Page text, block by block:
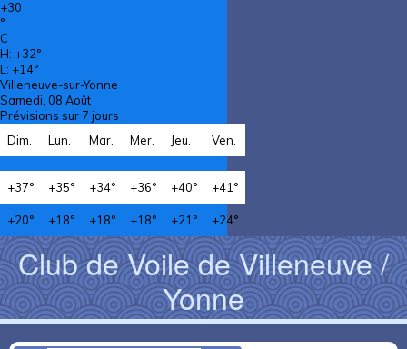
+30
°
C
H: +32°
L: +14°
Villeneuve-sur-Yonne
Samedi, 08 Août
Prévisions sur 7 jours
Dim.
Lun. Mar. Mer. Jeu. Ven.
+37° +35° +34° +36° +40° +41°
+20° +18° +18° +18° +21° +24°
Club de Voile de Villeneuve /
Yonne